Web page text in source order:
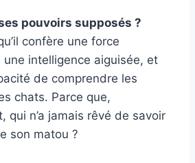
pouvoirs supposés ?
confère une force
une intelligence aiguisée, et
de comprendre les
chats. Parce que,
qui n’a jamais rêvé de savoir
son matou ?